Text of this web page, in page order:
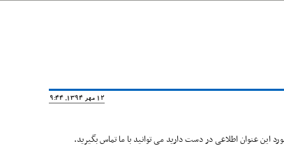
12 مهر 1394, 19:44
عنوان اطلاعی در دست دارید می توانید با ما تماس بگیرید.